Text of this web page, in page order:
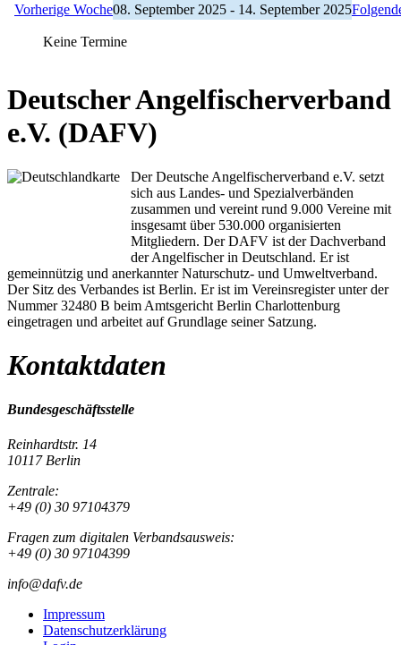
Vorherige Woche08. September 2025 - 14. September 2025
Keine Termine
Deutscher Angelfischerverband
e.V. (DAFV)
Der Deutsche Angelfischerverband e.V. setzt
sich aus Landes- und Spezialverbänden
zusammen und vereint rund 9.000 Vereine mit
insgesamt über 530.000 organisierten
Mitgliedern. Der DAFV ist der Dachverband
der Angelfischer in Deutschland. Er ist
gemeinnützig und anerkannter Naturschutz- und Umweltverband.
Der Sitz des Verbandes ist Berlin. Er ist im Vereinsregister unter der
Nummer 32480 B beim Amtsgericht Berlin Charlottenburg
eingetragen und arbeitet auf Grundlage seiner Satzung.
Kontaktdaten
Bundesgeschäftsstelle
Reinhardtstr. 14
10117 Berlin
Zentrale:
+49 (0) 30 97104379
Fragen zum digitalen Verbandsausweis:
+49 (0) 30 97104399
info@dafv.de
Impressum
Datenschutzerklärung